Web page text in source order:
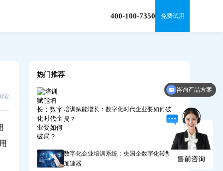
400-100-7350 免费试用
读
热门推荐
培训赋能增长：数字化时代企业要如何破
局？
数字化企业培训系统：央国企数字化转型的
加速器
申请免费体验资格
咨询产品方案